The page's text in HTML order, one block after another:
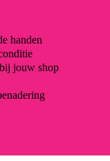
handen
jouw shop